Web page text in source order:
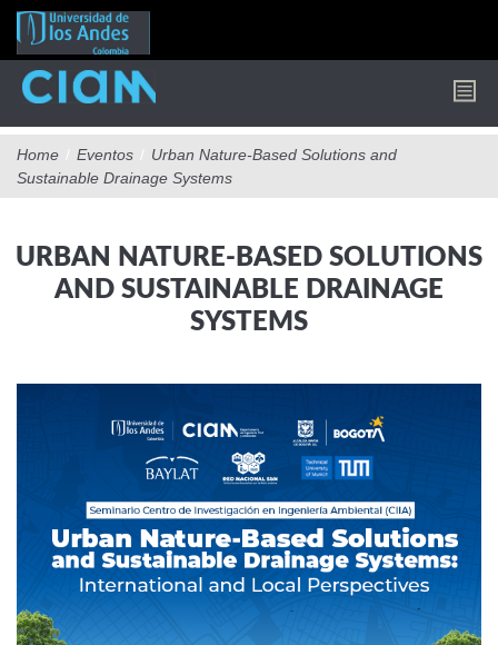
Pasar
contenido
principal
Home / Eventos / Urban Nature-Based Solutions and
Sustainable Drainage Systems
URBAN NATURE-BASED SOLUTIONS
AND SUSTAINABLE DRAINAGE
SYSTEMS